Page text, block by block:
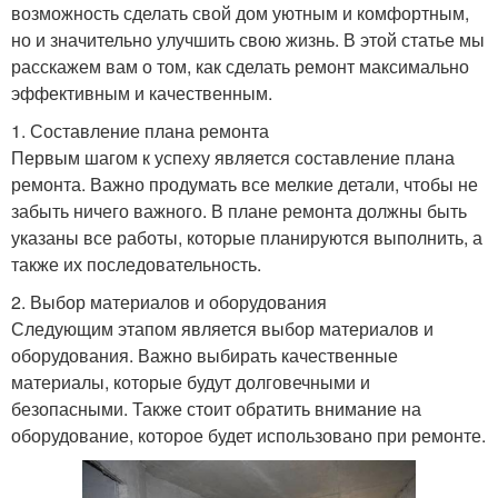
возможность сделать свой дом уютным и комфортным,
но и значительно улучшить свою жизнь. В этой статье мы
расскажем вам о том, как сделать ремонт максимально
эффективным и качественным.
1. Составление плана ремонта
Первым шагом к успеху является составление плана
ремонта. Важно продумать все мелкие детали, чтобы не
забыть ничего важного. В плане ремонта должны быть
указаны все работы, которые планируются выполнить, а
также их последовательность.
2. Выбор материалов и оборудования
Следующим этапом является выбор материалов и
оборудования. Важно выбирать качественные
материалы, которые будут долговечными и
безопасными. Также стоит обратить внимание на
оборудование, которое будет использовано при ремонте.